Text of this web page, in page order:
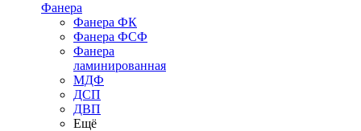
Фанера
Фанера ФК
Фанера ФСФ
Фанера
ламинированная
МДФ
ДСП
ДВП
Ещё